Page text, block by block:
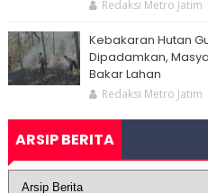
Redaksi Metro Jatim
Kebakaran Hutan
Dipadamkan,
Bakar Lahan
Redaksi Metro Jatim
ARSIP BERITA